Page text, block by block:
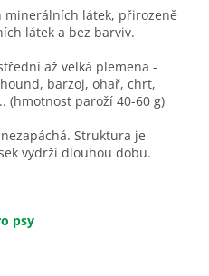
minerálních látek, přirozeně
látek a bez barviv.
až velká plemena -
barzoj, ohař, chrt,
(hmotnost paroží 40-60 g)
Struktura je
vydrží dlouhou dobu.
psy